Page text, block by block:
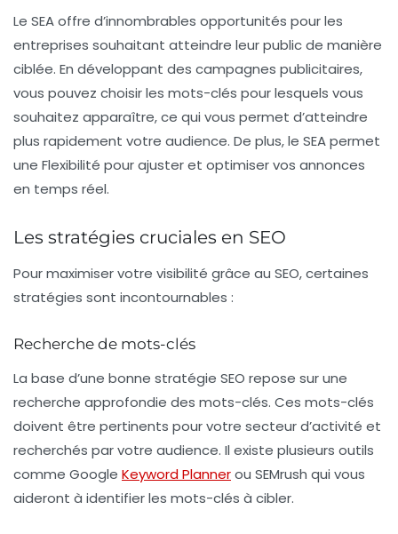
Le SEAoffre d’innombrables opportunités pour les
entreprises souhaitant atteindre leur public de manière
ciblée. En développant des campagnes publicitaires,
vous pouvez choisir les mots-clés pour lesquels vous
souhaitez apparaître, ce qui vous permet d’atteindre
plus rapidement votre audience. De plus, le SEA permet
une Flexibilité pour ajuster et optimiser vos annonces
en temps réel.
Les stratégies cruciales en SEO
Pour maximiser votre visibilité grâce au SEO, certaines
stratégies sont incontournables :
Recherche de mots-clés
La base d’une bonne stratégie SEO repose sur une
recherche approfondie des mots-clés. Ces mots-clés
doivent être pertinents pour votre secteur d’activité et
recherchés par votre audience. Il existe plusieurs outils
comme Google Keyword Plannerou SEMrush qui vous
aideront à identifier les mots-clés à cibler.